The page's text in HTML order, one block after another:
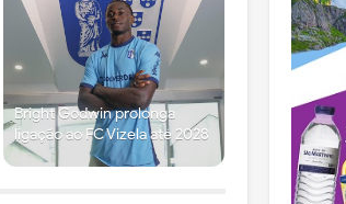
Bright Godwin prolonga
ligação ao FC Vizela até 2028